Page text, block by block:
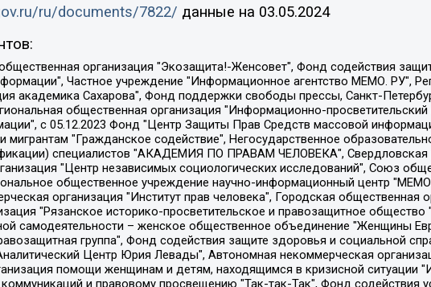
ru/documents/7822/ данные на 03.05.2024
социальной поддержки населения "Проект Апрель", Региональная общественная организация помощи женщинам и детям, находящимся в кризисной ситуации "Информационно-методический центр "Анна", Фонд содействия развитию массовых коммуникаций и правовому просвещению "Так-так-Так", Фонд содействия устойчивому развитию "Серебряная тайга", Свердловский региональный общественный фонд социальных проектов "Новое время", "Idel.Реалии", Кавказ.Реалии, Крым.Реалии, Телеканал Настоящее Время, Татаро-башкирская служба Радио Свобода (Azatliq Radiosi), Радио Свободная Европа/Радио Свобода (PCE/PC), "Сибирь.Реалии", "Фактограф", Благотворительный фонд помощи осужденным и их семьям, Автономная некоммерческая организация "Институт глобализации и социальных движений", Фонд "В защиту прав заключенных", Частное учреждение "Центр поддержки и содействия развитию средств массовой информации", Пензенский региональный общественный благотворительный фонд "Гражданский союз", "Север.Реалии", Некоммерческая организация Фонд "Правовая инициатива", Общество с ограниченной ответственностью "Радио Свободная Европа/Радио Свобода", Чешское информационное агентство "MEDIUM-ORIENT", Красноярская региональная общественная организация "Мы против СПИДа", Камалягин Денис Николаевич, Маркелов Сергей Евгеньевич, Пономарев Лев Александрович, Савицкая Людмила Алексеевна, Автономная некоммерческая организация "Центр по работе с проблемой насилия "НАСИЛИЮ.НЕТ", Межрегиональный профессиональный союз работников здравоохранения "Альянс врачей", Юридическое лицо, зарегистрированное в Латвийской Республике, SIA "Medusa Project" (регистрационный номер 40103797863, дата регистрации 10.06.2014), Некоммерческая организация "Фонд по борьбе с коррупцией", Автономная некоммерческая организация "Институт права и публичной политики", Баданин Роман Сергеевич, Гликин Максим Александрович, Железнова Мария Михайловна, Лукьянова Юлия Сергеевна, Маетная Елизавета Витальевна, Маняхин Петр Борисович, Чуракова Ольга Владимировна, Ярош Юлия Петровна, Юридическое лицо "The Insider SIA", зарегистрированное в Риге, Латвийская Республика (дата регистрации 26.06.2015), являющееся администратором доменного имени интернет-издания "The Insider SIA", https://theins.ru, Постернак Алексей Евгеньевич, Рубин Михаил Аркадьевич, Анин Роман Александрович, Юридическое лицо Istories fonds, зарегистрированное в Латвийской Республике (регистрационный номер 50008295751, дата регистрации 24.02.2020), Великовский Дмитрий Александрович, Долинина Ирина Николаевна, Мароховская Алеся Алексеевна, Шлейнов Роман Юрьевич, Шмагун Олеся Валентиновна, Общество с ограниченной ответственностью "Альтаир 2021", Общество с ограниченной ответственностью "Вега 2021", Общество с ограниченной ответственностью "Главный редактор 2021", Общество с ограниченной ответственностью "Ромашки монолит", Важенков Артем Валерьевич, Ивановская областная общественная организация "Центр гендерных исследований", Гурман Юрий Альбертович, Медиапроект "ОВД-Инфо", Егоров Владимир Владимирович, Жилинский Владимир Александрович, Общество с ограниченной ответственностью "ЗП", Иванова София Юрьевна, Карезина Инна Павловна, Кильтау Екатерина Викторовна, Петров Алексей Викторович, Пискунов Сергей Евгеньевич, Смирнов Сергей Сергеевич, Тихонов Михаил Сергеевич, Общество с ограниченной ответственностью "ЖУРНАЛИСТ-ИНОСТРАННЫЙ АГЕНТ", Арапова Галина Юрьевна, Вольтская Татьяна Анатольевна, Американская компания "Mason G.E.S. Anonymous Foundation" (США), являющаяся владельцем интернет-издания https://mnews.world/, Компания "Stichting Bellingcat", зарегистрированная в Нидерландах (дата регистрации 11.07.2018), Захаров Андрей Вячеславович, Клепиковская Екатерина Дмитриевна, Общество с ограниченной ответственностью "МЕМО", Перл Роман Александрович, Симонов Евгений Алексеевич, Соловьева Елена Анатольевна, Сотников Даниил Владимирович, Сурначева Елизавета Дмитриевна, Автономная некоммерческая организация по защите прав человека и информированию населения "Якутия – Наше Мнение", Общество с ограниченной ответственностью "Москоу диджитал медиа", с 26.01.2023 Общество с ограниченной ответственностью "Чайка Белые сады", Ветошкина Валерия Валерьевна, Заговора Максим Александрович, Межрегиональное общественное движение "Российская ЛГБТ - сеть", Оленичев Максим Владимирович, Павлов Иван Юрьевич, Скворцова Елена Сергеевна, Общество с ограниченной ответственностью "Как бы инагент", Кочетков Игорь Викторович, Общество с ограниченной